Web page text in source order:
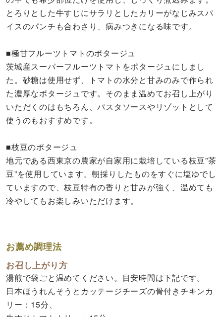
とろりとした牛すじにサラリとしたカリーがなじみスパ
イスのパンチも合わさり、病みつきになる味です。
■極甘フルーツトマトのポタージュ
茨城産スーパーフルーツトマトをポタージュにしまし
た。砂糖は使用せず、トマトの水分と甘みのみで作られ
た濃厚なポタージュです。そのまま温めてお召し上がり
いただくのはもちろん、パスタソースやリゾットとして
使うのもおすすめです。
■枝豆のポタージュ
地元である西東京の農家が自家用に栽培している枝豆”茶
豆”を使用しています。朝採りしたものをすぐに塩ゆでし
ていますので、枝豆特有の香りと甘みが強く、温めても
冷やしてもお楽しみいただけます。
お薦め調理法
お召し上がり方
湯煎で袋ごと温めてください。目安時間は下記です。
日本ほうれんそうとカッテージチーズの骨付きチキンカ
リー：15分、